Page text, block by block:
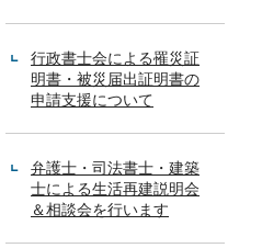
行政書士会による罹災証
明書・被災届出証明書の
申請支援について
弁護士・司法書士・建築
士による生活再建説明会
＆相談会を行います